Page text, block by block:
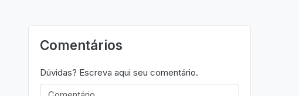
Comentários
Dúvidas? Escreva aqui seu comentário.